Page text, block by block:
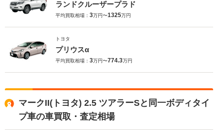
ランドクルーザープラド
平均買取相場： 3万円〜1325万円
トヨタ
プリウスα
平均買取相場： 3万円〜774.3万円
マークII(トヨタ) 2.5 ツアラーSと同一ボディタイ
プ車の車買取・査定相場